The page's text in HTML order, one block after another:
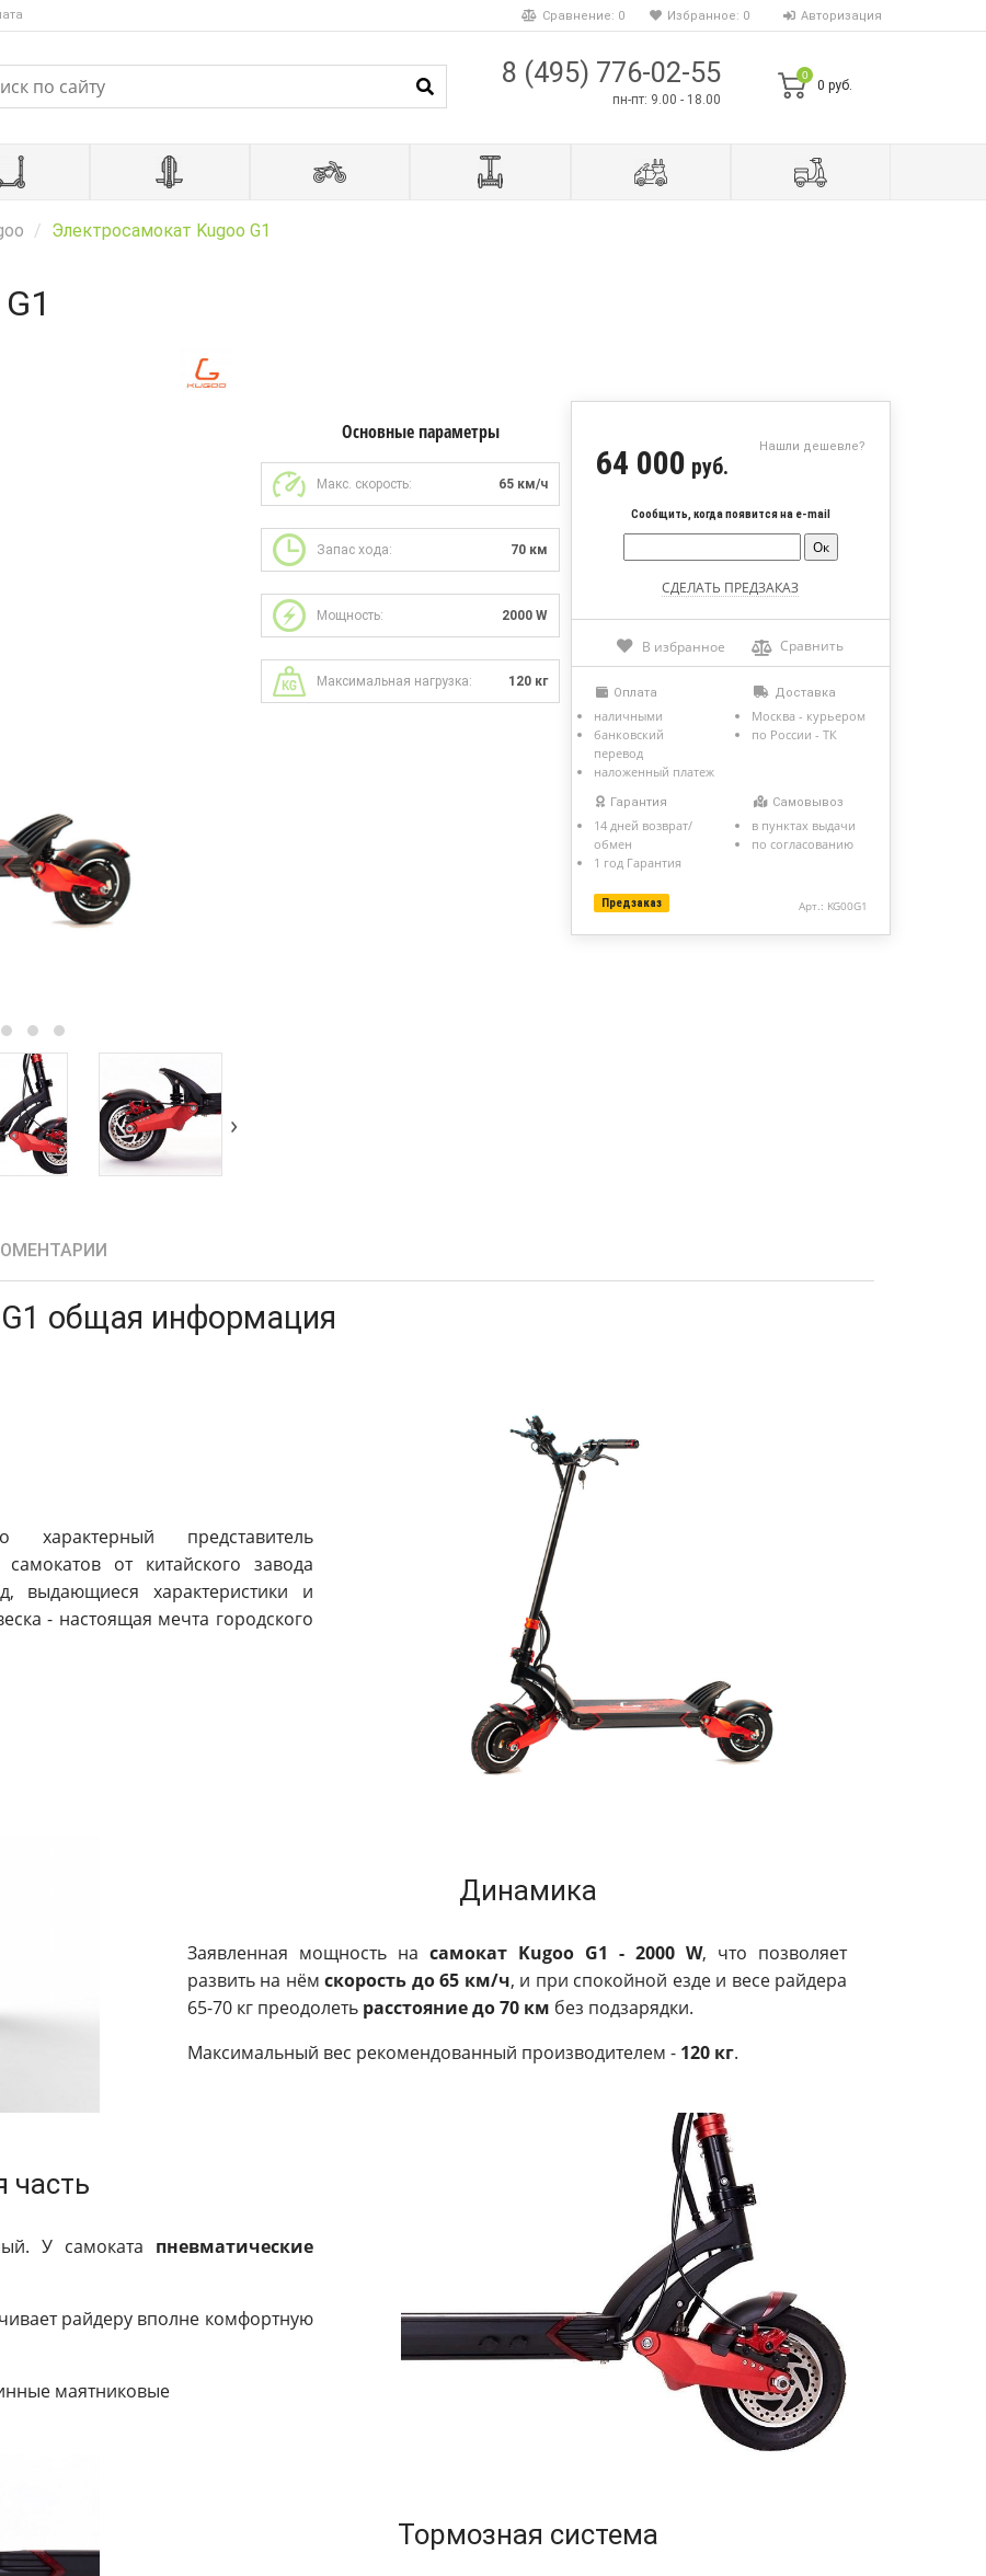
Сравнение: 0 Избранное: 0 Авторизация
0
0 руб.
8 (495) 776-02-55
пн-пт: 9.00 - 18.00
Электросамокат Kugoo G1
›
Арт.: KG00G1
Предзаказ
Нашли дешевле?
64 000 руб.
Сообщить, когда появится на e-mail
В избранное Сравнить
Оплата
наличными
банковский
перевод
наложенный платеж
Доставка
Москва - курьером
по России - ТК
Гарантия
14 дней возврат/
обмен
1 год Гарантия
Самовывоз
в пунктах выдачи
по согласованию
Основные параметры
Макс. скорость: 65 км/ч
Запас хода: 70 км
Мощность: 2000 W
Максимальная нагрузка: 120 кг
общая информация
характерный представитель
от китайского завода
выдающиеся характеристики и
- настоящая мечта городского
Динамика
Заявленная мощность на самокат Kugoo G1 - 2000 W, что позволяет
развить на нём скорость до 65 км/ч, и при спокойной езде и весе райдера
65-70 кг преодолеть расстояние до 70 км без подзарядки.
Максимальный вес рекомендованный производителем - 120 кг.
часть
У самоката пневматические
райдеру вполне комфортную
маятниковые
Тормозная система